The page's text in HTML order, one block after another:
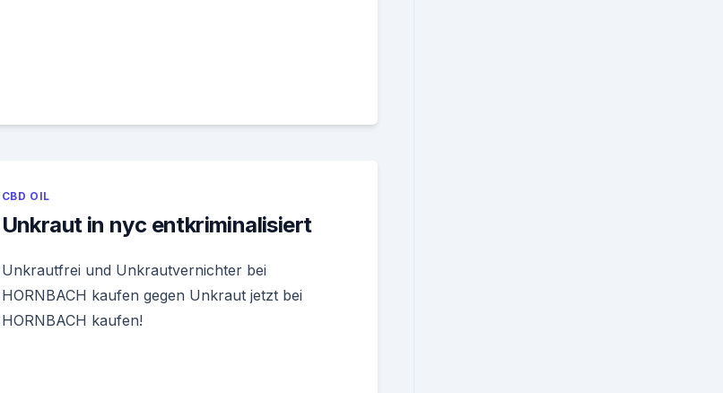
CBD OIL
Unkraut in nyc entkriminalisiert
Unkrautfrei und Unkrautvernichter bei
HORNBACH kaufen gegen Unkraut jetzt bei
HORNBACH kaufen!